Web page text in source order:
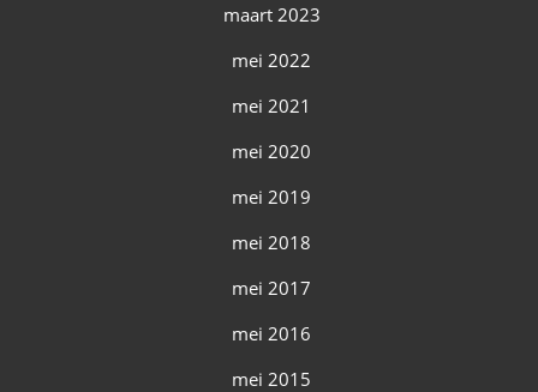
maart 2023
mei 2022
mei 2021
mei 2020
mei 2019
mei 2018
mei 2017
mei 2016
mei 2015